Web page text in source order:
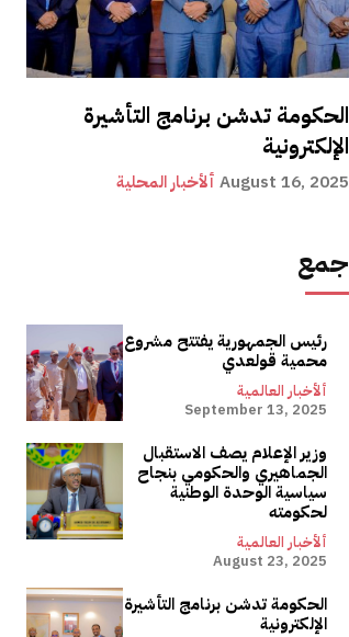
الحكومة تدشن برنامج التأشيرة
الإلكترونية
ألأخبار المحلية August 16, 2025
جمع
رئيس الجمهورية يفتتح مشروع
محمية قولعدي
ألأخبار العالمية
September 13, 2025
وزير الإعلام يصف الاستقبال
الجماهيري والحكومي بنجاح
سياسية الوحدة الوطنية
لحكومته
ألأخبار العالمية
August 23, 2025
الحكومة تدشن برنامج التأشيرة
الإلكترونية